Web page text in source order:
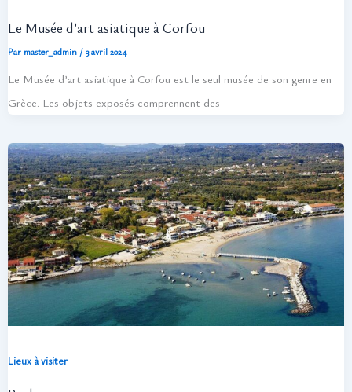
Le Musée d’art asiatique à Corfou
Par master_admin / 3 avril 2024
Le Musée d’art asiatique à Corfou est le seul musée de son genre en
Grèce. Les objets exposés comprennent des
Lieux à visiter